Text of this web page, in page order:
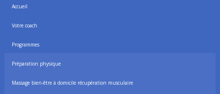
Accueil
Votre coach
Programmes
Préparation physique
Massage bien-être à domicile récupération musculaire